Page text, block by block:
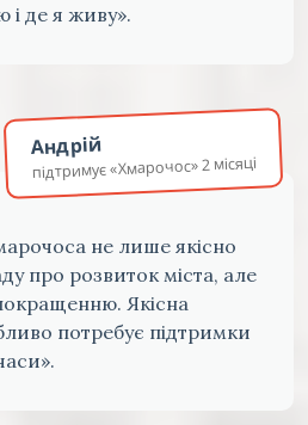
і де я живу».
Андрій
підтримує «Хмарочос» 2 місяці
не лише якісно
про розвиток міста, але
Якісна
потребує підтримки